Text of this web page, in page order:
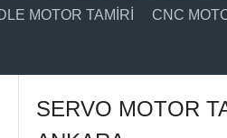
MOTOR TAMIRI CNC
SERVO MOTOR